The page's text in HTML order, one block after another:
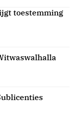
toestemming